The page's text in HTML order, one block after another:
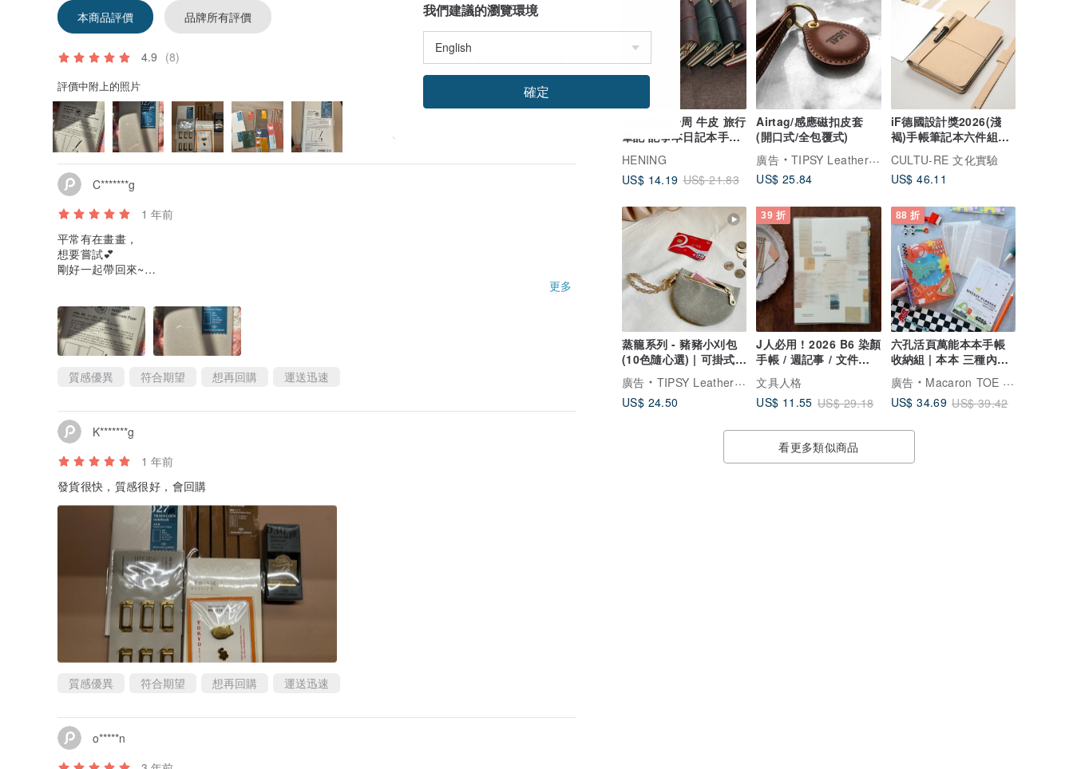
65折促销一周 牛皮 旅行
筆記 記事本日記本手帳
HENING
US$ 14.19 US$ 21.83
Airtag/感應磁扣皮套
(開口式/全包覆式)
廣告
TIPSY Leather Goods
US$ 25.84
iF德國設計獎2026(淺
褐)手帳筆記本六件組客
製畢業禮物免費包裝
CULTU-RE 文化實驗
US$ 46.11
蒸籠系列 - 豬豬小刈包
(10色隨心選) | 可掛式包
中包 /零錢鑰匙包
廣告
TIPSY Leather Goods
US$ 24.50
39 折
J人必用 ! 2026 B6 染顏
手帳 / 週記事 / 文件袋
已贈完
文具人格
US$ 11.55 US$ 29.18
88 折
六孔活頁萬能本本手帳
收納組 | 本本 三種內袋
週記事功能頁
廣告
Macaron TOE 馬卡龍腳趾
US$ 34.69 US$ 39.42
看更多類似商品
本商品評價 品牌所有評價
4.9 (8)
評價中附上的照片
C*******g
1 年前
平常有在畫畫，
想要嘗試💕
剛好一起帶回來~
更多
質感優異 符合期望 想再回購 運送迅速
K*******g
1 年前
發貨很快，質感很好，會回購
質感優異 符合期望 想再回購 運送迅速
o*****n
我們建議的瀏覽環境
確定